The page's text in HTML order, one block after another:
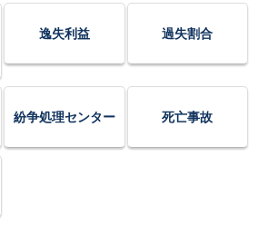
逸失利益 過失割合
紛争処理センター 死亡事故